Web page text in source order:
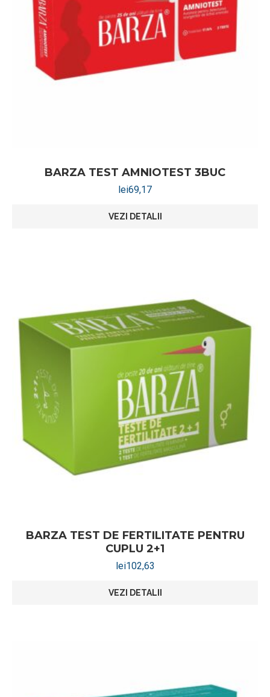
BARZA TEST AMNIOTEST 3BUC
lei69,17
VEZI DETALII
BARZA TEST DE FERTILITATE PENTRU
CUPLU 2+1
lei102,63
VEZI DETALII